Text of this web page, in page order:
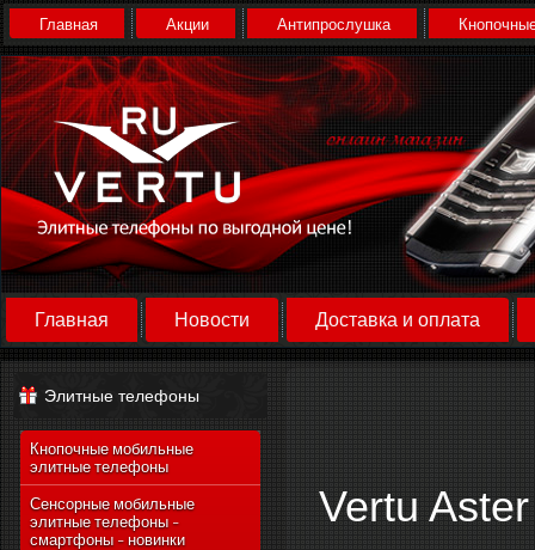
Главная Акции Антипрослушка
Главная Новости Доставка и оплата
Элитные телефоны
Кнопочные мобильные
элитные телефоны
Сенсорные мобильные
элитные телефоны -
смартфоны - новинки
Vertu